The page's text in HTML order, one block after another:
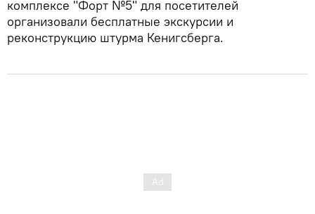
комплексе "Форт №5" для посетителей
организовали бесплатные экскурсии и
реконструкцию штурма Кенигсберга.